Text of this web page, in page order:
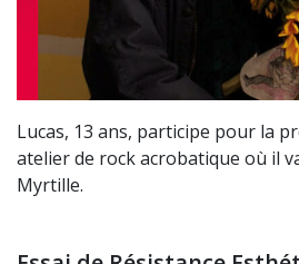
Lucas, 13 ans, participe pour la
atelier de rock acrobatique où il
Myrtille.